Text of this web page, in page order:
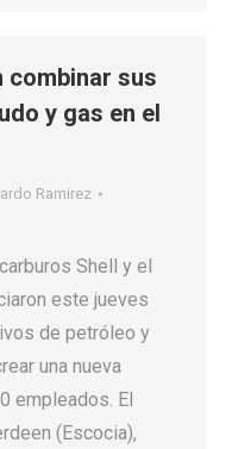
combinar sus
y gas en el
Ramirez
Shell y el
este jueves
de petróleo y
una nueva
empleados. El
(Escocia),